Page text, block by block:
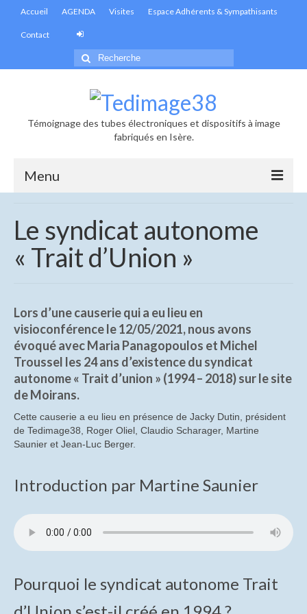
Accueil AGENDA Visites Espace Adhérents & Sympathisants
Contact
Rechercher
:
Témoignage des tubes électroniques et dispositifs à image
fabriqués en Isère.
Menu
Actualités
Informations générales
CompteRendu_AG
CompteRendu_CA
Histoire
Vidéos historiques
Les causeries
Causerie sur le métier de verrier à Thomson-
Causerie sur les « Tubes à Oxydes » (Les TO)
Le syndicat autonome
« Trait d’Union »
Lors d’une causerie qui a eu lieu en
visioconférence le 12/05/2021, nous avons
évoqué avec Maria Panagopoulos et Michel
Troussel les 24 ans d’existence du syndicat
autonome « Trait d’union » (1994 – 2018) sur le site
de Moirans.
Cette causerie a eu lieu en présence de Jacky Dutin, président
de Tedimage38, Roger Oliel, Claudio Scharager, Martine
Saunier et Jean-Luc Berger.
Introduction par Martine Saunier
Pourquoi le syndicat autonome Trait